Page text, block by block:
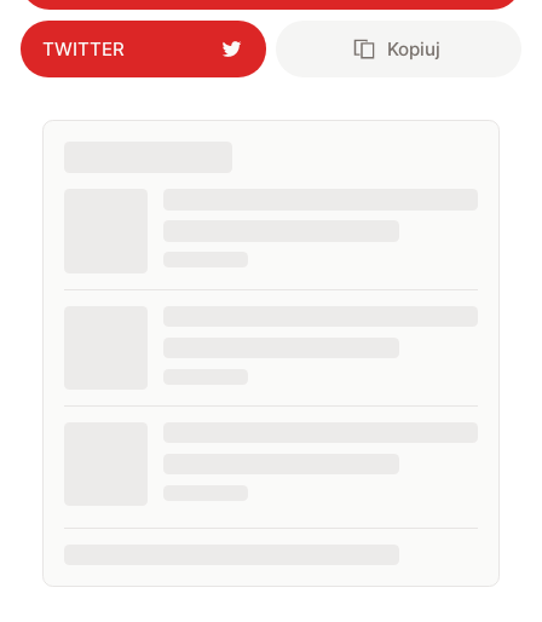
naczelnego. Życie prywatne łączę z zawodowym,
interesując się nowymi technologiami, ale nie
pogardzę dobrą muzyką, serialem, grami
komputerowymi czy sportem.
TWITTER Kopiuj